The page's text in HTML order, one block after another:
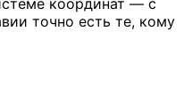
координат — с
точно есть те, кому